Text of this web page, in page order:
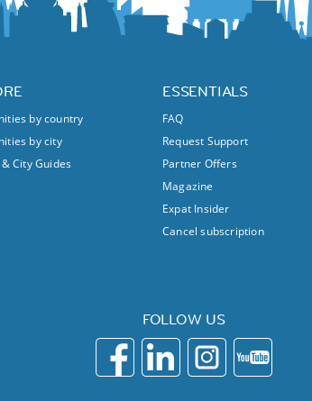
by country
by city
City Guides
ESSENTIALS
FAQ
Request Support
Partner Offers
Magazine
Expat Insider
Cancel subscription
FOLLOW US